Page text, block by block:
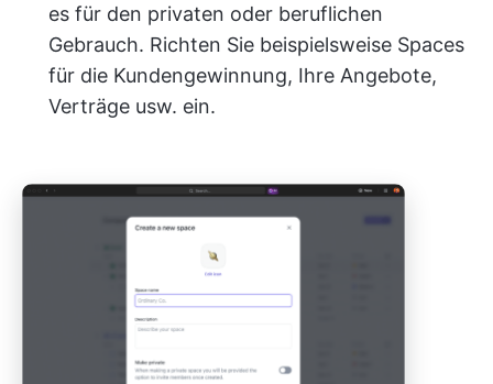
es für den privaten oder beruflichen
Gebrauch. Richten Sie beispielsweise Spaces
für die Kundengewinnung, Ihre Angebote,
Verträge usw. ein.